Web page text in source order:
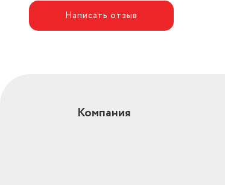
Написать отзыв
Компания